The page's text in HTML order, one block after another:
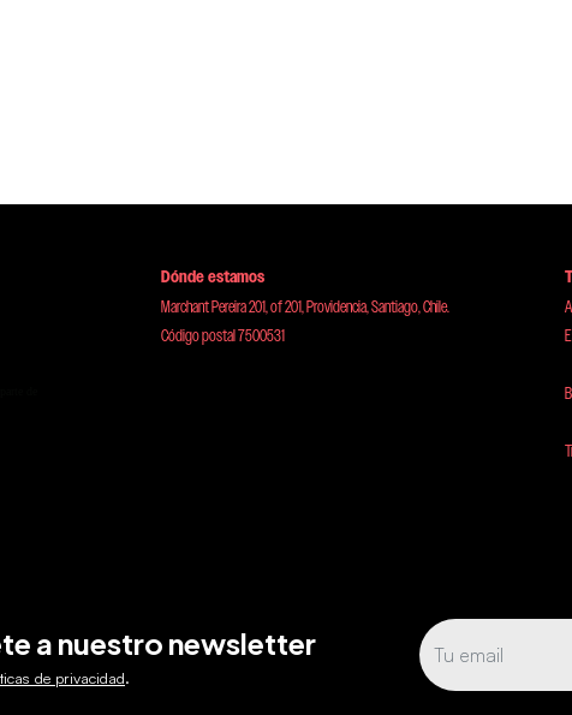
Dónde estamos
Marchant Pereira 201, of 201, Providencia, Santiago, Chile.
Código postal 7500531
a nuestro newsletter
de privacidad.